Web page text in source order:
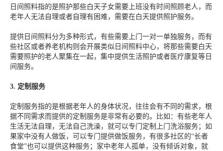
日间照料指的是照护那些白天子女需要上班没有时间照顾老人，而
老年人无法自理或者自理有困难，需要在白天提供照护服务。
提供日间照料分为多种形式，有些需要上门一对一单独服务，而有
些社区或者养老机构则会开展类似日间照料中心，将那些需要白天
需要照护的老人聚集在一起，集中提供生活照护或者医疗康复等日
间服务。
3. 定制服务
定制服务指的是根据老年人的身体状况，往往会有不同的需求，根
据不同需求而提供的定制服务是非常有必要的。比如：有些老年人
生活无法自理，无法自己洗澡，就可以专门定制上门洗浴服务；如
果家中没有人做饭，可以专门提供做饭服务，有很多社区的“长者
食堂”也可以提供这种服务；家中老年人孤单，没有倾诉对象，就